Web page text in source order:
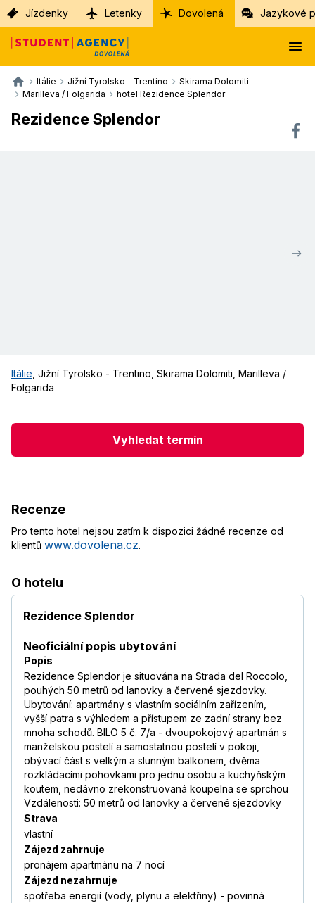
Jízdenky Letenky Dovolená Jazykové
Itálie Jižní Tyrolsko - Trentino
Skirama Dolomiti
Marilleva / Folgarida
hotel Rezidence Splendor
Rezidence Splendor
Itálie Jižní Tyrolsko - Trentino Skirama Dolomiti Marilleva /
Folgarida
Vyhledat termín
Recenze
Pro tento hotel nejsou zatím k dispozici žádné recenze od
klientů www.dovolena.cz.
O hotelu
Rezidence Splendor
Neoficiální popis ubytování
Popis
Rezidence Splendor je situována na Strada del Roccolo,
pouhých 50 metrů od lanovky a červené sjezdovky.
Ubytování: apartmány s vlastním sociálním zařízením,
vyšší patra s výhledem a přístupem ze zadní strany bez
mnoha schodů. BILO 5 č. 7/a - dvoupokojový apartmán s
manželskou postelí a samostatnou postelí v pokoji,
obývací část s velkým a slunným balkonem, dvěma
rozkládacími pohovkami pro jednu osobu a kuchyňským
koutem, nedávno zrekonstruovaná koupelna se sprchou
Vzdálenosti: 50 metrů od lanovky a červené sjezdovky
Strava
vlastní
Zájezd zahrnuje
pronájem apartmánu na 7 nocí
Zájezd nezahrnuje
spotřeba energií (vody, plynu a elektřiny) - povinná